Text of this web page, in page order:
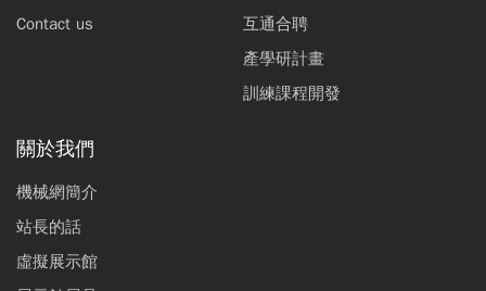
Contact us
互通合聘
產學研計畫
訓練課程開發
關於我們
機械網簡介
站長的話
虛擬展示館